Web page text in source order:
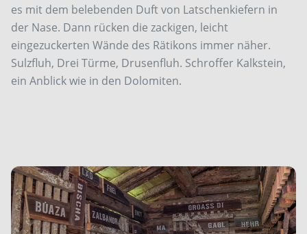
es mit dem belebenden Duft von Latschenkiefern in
der Nase. Dann rücken die zackigen, leicht
eingezuckerten Wände des Rätikons immer näher.
Sulzfluh, Drei Türme, Drusenfluh. Schroffer Kalkstein,
ein Anblick wie in den Dolomiten.